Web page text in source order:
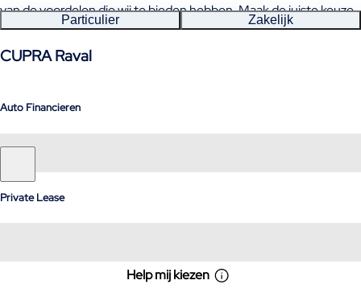
van de voordelen die wij te bieden hebben. Maak de juiste keuze
en rij binnenkort in jouw CUPRA Raval!
Particulier Zakelijk
CUPRA Raval
Auto Financieren
Private Lease
Help mij kiezen